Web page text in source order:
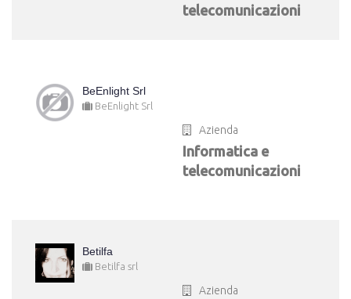
telecomunicazioni
BeEnlight Srl
BeEnlight Srl
Azienda
Informatica e
telecomunicazioni
Betilfa
Betilfa srl
Azienda